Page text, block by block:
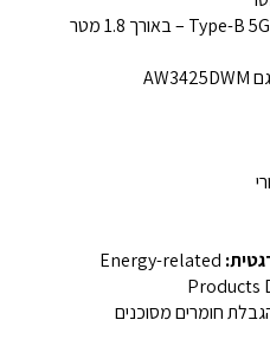
‎Energy-related
Products
חומרים מסוכנים